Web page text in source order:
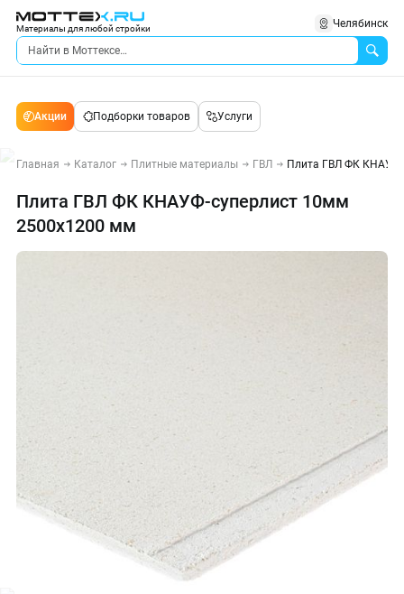
Материалы для любой стройки Челябинск
Акции Подборки товаров Услуги
Главная Каталог Плитные материалы ГВЛ Плита ГВЛ ФК КНАУФ-
Плита ГВЛ ФК КНАУФ-суперлист 10мм
2500х1200 мм